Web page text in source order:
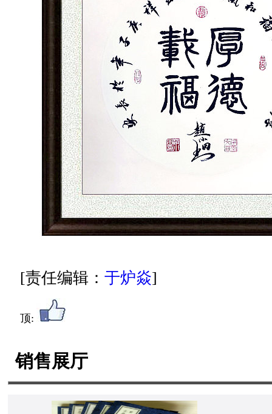
[责任编辑： 于炉焱]
顶:
销售展厅